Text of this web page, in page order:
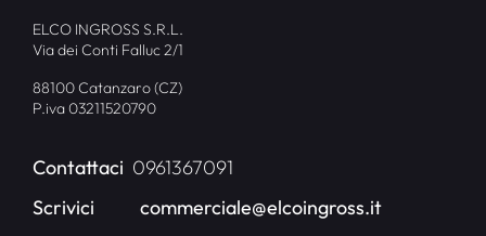
ELCO INGROSS S.R.L.
Via dei Conti Falluc 2/1
88100 Catanzaro (CZ)
P.iva 03211520790
Contattaci 0961367091
Scrivici
commerciale@elcoingross.it